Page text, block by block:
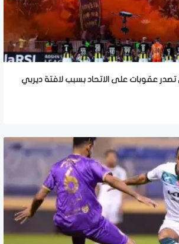
تصدر عقوبات على الاتحاد بسبب لافتة ديربي